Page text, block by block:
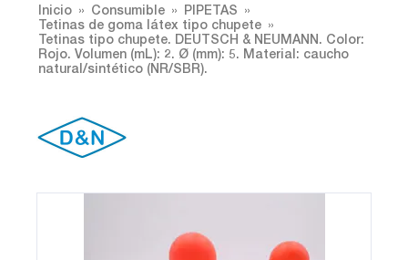
Inicio Consumible
PIPETAS
Tetinas de goma látex tipo chupete
Tetinas tipo chupete. DEUTSCH & NEUMANN. Color:
Rojo. Volumen (mL): 2. Ø (mm): 5. Material: caucho
natural/sintético (NR/SBR).